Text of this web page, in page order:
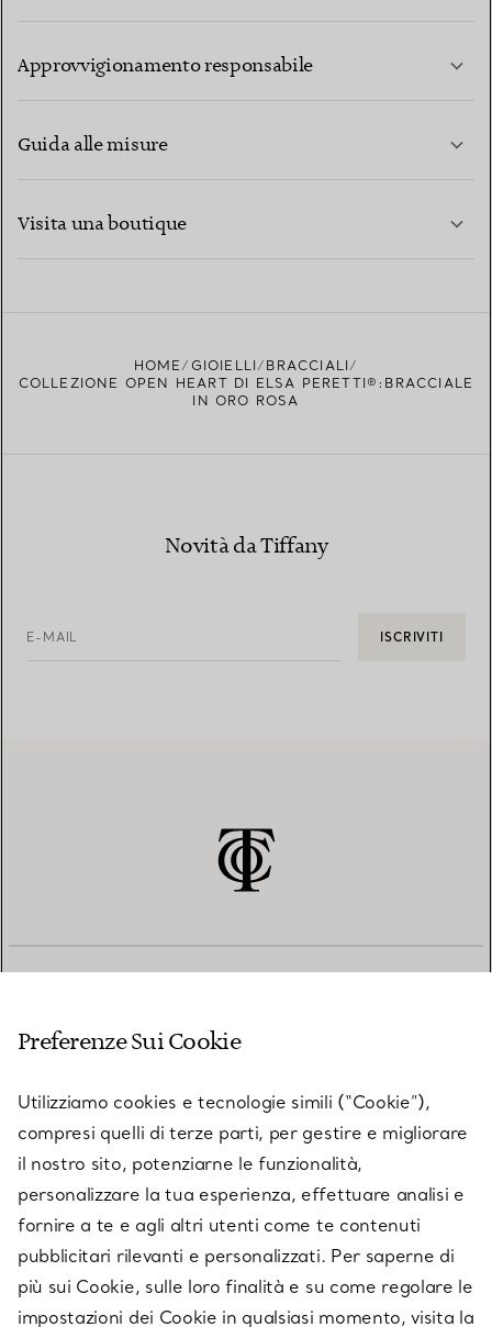
Approvvigionamento responsabile
Guida alle misure
Visita una boutique
HOME GIOIELLI
BRACCIALI
COLLEZIONE OPEN HEART DI ELSA PERETTI®:BRACCIALE
IN ORO ROSA
Novità da Tiffany
E-MAIL ISCRIVITI
SU TIFFANY & CO.
LEGALE
Preferenze Sui Cookie
Utilizziamo cookies e tecnologie simili (“Cookie”),
compresi quelli di terze parti, per gestire e migliorare
il nostro sito, potenziarne le funzionalità,
personalizzare la tua esperienza, effettuare analisi e
fornire a te e agli altri utenti come te contenuti
pubblicitari rilevanti e personalizzati. Per saperne di
più sui Cookie, sulle loro finalità e su come regolare le
impostazioni dei Cookie in qualsiasi momento, visita la